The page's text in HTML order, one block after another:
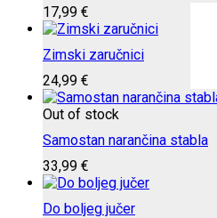
17,99 €
Zimski zaručnici
24,99 €
Out of stock
Samostan narančina stabla
33,99 €
Do boljeg jučer